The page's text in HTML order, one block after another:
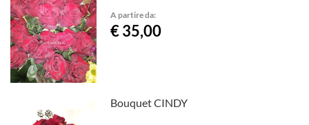
A partire da:
€ 35,00
Bouquet CINDY